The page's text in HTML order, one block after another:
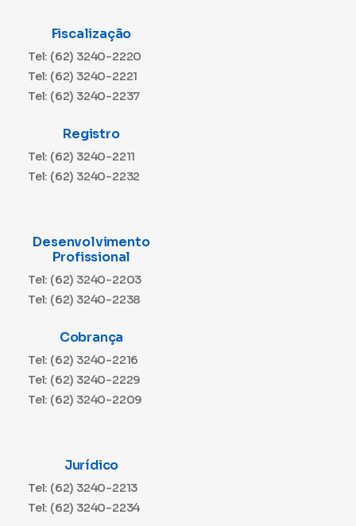
Fiscalização
Tel: (62) 3240-2220
Tel: (62) 3240-2221
Tel: (62) 3240-2237
Registro
Tel: (62) 3240-2211
Tel: (62) 3240-2232
Desenvolvimento
Profissional
Tel: (62) 3240-2203
Tel: (62) 3240-2238
Cobrança
Tel: (62) 3240-2216
Tel: (62) 3240-2229
Tel: (62) 3240-2209
Jurídico
Tel: (62) 3240-2213
Tel: (62) 3240-2234